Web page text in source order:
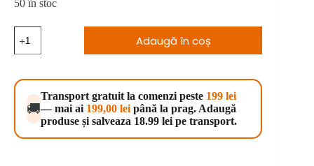
50 în stoc
Calibra
Dog
Line
Junior
Large
Adaugă în coș
🚚
Transport gratuit la comenzi peste 199 lei
— mai ai 199,00 lei până la prag. Adaugă
produse și salveaza 18.99 lei pe transport.